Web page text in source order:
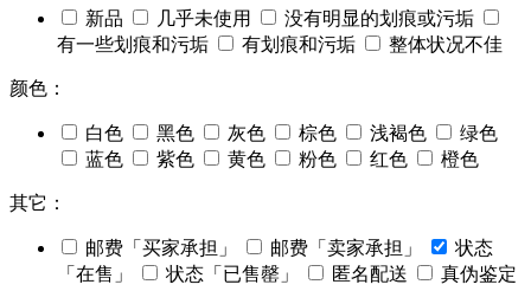
新品 几乎未使用
没有明显的划痕或污垢
有一些划痕和污垢
有划痕和污垢 整体状况不佳
颜色：
白色 黑色 灰色 棕色 浅褐色
绿色
蓝色
紫色 黄色 粉色 红色 橙色
其它：
邮费「买家承担」 邮费「卖家承担」
状态
「在售」
状态「已售罄」 匿名配送 真伪鉴定